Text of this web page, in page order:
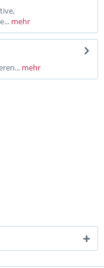
mehr
mehr